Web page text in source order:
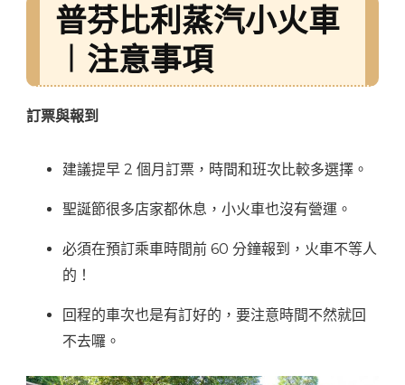
普芬比利蒸汽小火車
︱注意事項
訂票與報到
建議提早 2 個月訂票，時間和班次比較多選擇。
聖誕節很多店家都休息，小火車也沒有營運。
必須在預訂乘車時間前 60 分鐘報到，火車不等人
的！
回程的車次也是有訂好的，要注意時間不然就回
不去囉。